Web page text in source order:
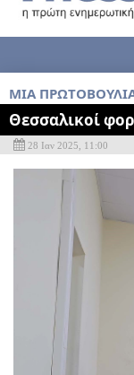
MIA
Θεσσαλικοί
28 Ιαν 2025, 11:00